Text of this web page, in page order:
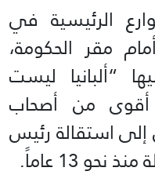
الرئيسية في
مقر الحكومة،
“ألبانيا ليست
أقوى من أصحاب
إلى استقالة رئيس
13 عاماً.